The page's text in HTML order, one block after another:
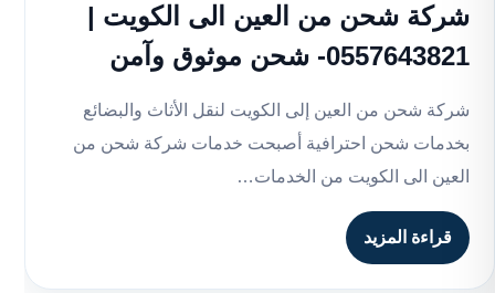
شركة شحن من العين الى الكويت |
0557643821- شحن موثوق وآمن
شركة شحن من العين إلى الكويت لنقل الأثاث والبضائع
بخدمات شحن احترافية أصبحت خدمات شركة شحن من
العين الى الكويت من الخدمات…
قراءة المزيد